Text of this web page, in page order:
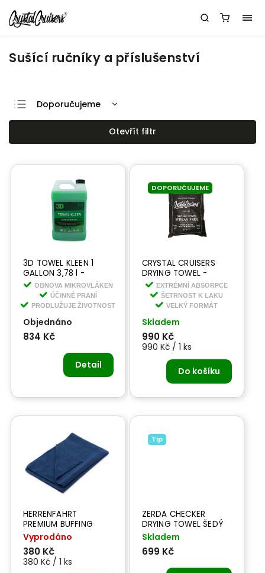
Sušící ručníky a příslušenství
Doporučujeme
Nejlevnější
Nejdražší
Abecedně
Otevřít filtr
3D TOWEL KLEEN 1
GALLON 3,78 l -
tekuté mýdlo na
praní
OBNOVA MIKROVLÁKEN
ÚČINNÉ PRANÍ
PRODLUŽUJE ŽIVOTNOST
Objednáno
834 Kč
Detail
DOPORUČUJEME
CRYSTAL CRUISERS
DRYING TOWEL -
sušící ručník 1600 gsm
EXTRÉMNÍ ABSORPCE
ŠETRNOST K LAKU
VELKÝ FORMÁT
Skladem
990 Kč
990 Kč / 1 ks
Do košíku
HERRENFAHRT
PREMIUM BUFFING
TOWEL-
mikrovláknová utěrka
Vyprodáno
380 Kč
380 Kč / 1 ks
Tip
ZERDA CHECKER
DRYING TOWEL ŠEDÝ
950 gsm - hybridní,
extra savý sušící
ručník
Skladem
699 Kč